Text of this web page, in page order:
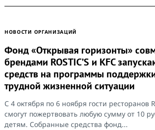
НОВОСТИ ОРГАНИЗАЦИЙ
Фонд «Открывая горизонты»
брендами ROSTIC’S и KFC
средств на программы
трудной жизненной ситуации
С 4 октября по 6 ноября гости ресторанов
смогут пожертвовать любую сумму от 10
детям. Собранные средства фонд...